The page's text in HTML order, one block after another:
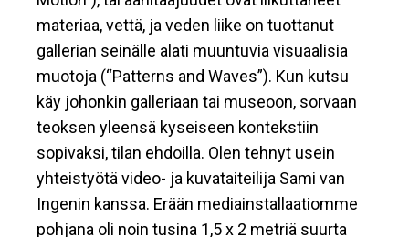
materiaa, vettä, ja veden liike on tuottanut
gallerian seinälle alati muuntuvia visuaalisia
muotoja (“Patterns and Waves”). Kun kutsu
käy johonkin galleriaan tai museoon, sorvaan
teoksen yleensä kyseiseen kontekstiin
sopivaksi, tilan ehdoilla. Olen tehnyt usein
yhteistyötä video- ja kuvataiteilija Sami van
Ingenin kanssa. Erään mediainstallaatiomme
pohjana oli noin tusina 1,5 x 2 metriä suurta